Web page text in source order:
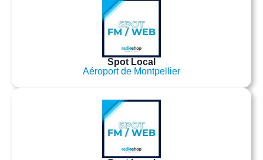
Spot Local
Aéroport de Montpellier